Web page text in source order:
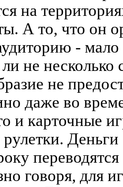
на
А то, что он
- мало
не несколько
не
даже во
и карточные
говоря, для